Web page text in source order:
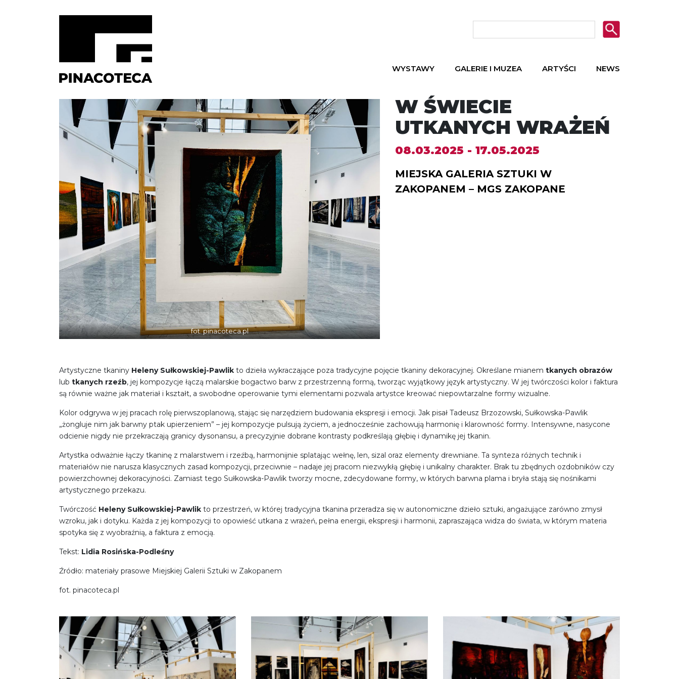
WYSTAWY GALERIE I MUZEA ARTYŚCI NEWS
fot. pinacoteca.pl
W ŚWIECIE
UTKANYCH WRAŻEŃ
08.03.2025 - 17.05.2025
MIEJSKA GALERIA SZTUKI W
ZAKOPANEM – MGS ZAKOPANE
Artystyczne tkaniny Heleny Sułkowskiej-Pawlik to dzieła wykraczające poza tradycyjne pojęcie tkaniny dekoracyjnej. Określane mianem tkanych obrazów
lub tkanych rzeźb, jej kompozycje łączą malarskie bogactwo barw z przestrzenną formą, tworząc wyjątkowy język artystyczny. W jej twórczości kolor i faktura
są równie ważne jak materiał i kształt, a swobodne operowanie tymi elementami pozwala artystce kreować niepowtarzalne formy wizualne.
Kolor odgrywa w jej pracach rolę pierwszoplanową, stając się narzędziem budowania ekspresji i emocji. Jak pisał Tadeusz Brzozowski, Sułkowska-Pawlik
„żongluje nim jak barwny ptak upierzeniem” – jej kompozycje pulsują życiem, a jednocześnie zachowują harmonię i klarowność formy. Intensywne, nasycone
odcienie nigdy nie przekraczają granicy dysonansu, a precyzyjnie dobrane kontrasty podkreślają głębię i dynamikę jej tkanin.
Artystka odważnie łączy tkaninę z malarstwem i rzeźbą, harmonijnie splatając wełnę, len, sizal oraz elementy drewniane. Ta synteza różnych technik i
materiałów nie narusza klasycznych zasad kompozycji, przeciwnie – nadaje jej pracom niezwykłą głębię i unikalny charakter. Brak tu zbędnych ozdobników czy
powierzchownej dekoracyjności. Zamiast tego Sułkowska-Pawlik tworzy mocne, zdecydowane formy, w których barwna plama i bryła stają się nośnikami
artystycznego przekazu.
Twórczość Heleny Sułkowskiej-Pawlik to przestrzeń, w której tradycyjna tkanina przeradza się w autonomiczne dzieło sztuki, angażujące zarówno zmysł
wzroku, jak i dotyku. Każda z jej kompozycji to opowieść utkana z wrażeń, pełna energii, ekspresji i harmonii, zapraszająca widza do świata, w którym materia
spotyka się z wyobraźnią, a faktura z emocją.
Tekst: Lidia Rosińska-Podleśny
Źródło: materiały prasowe Miejskiej Galerii Sztuki w Zakopanem
fot. pinacoteca.pl